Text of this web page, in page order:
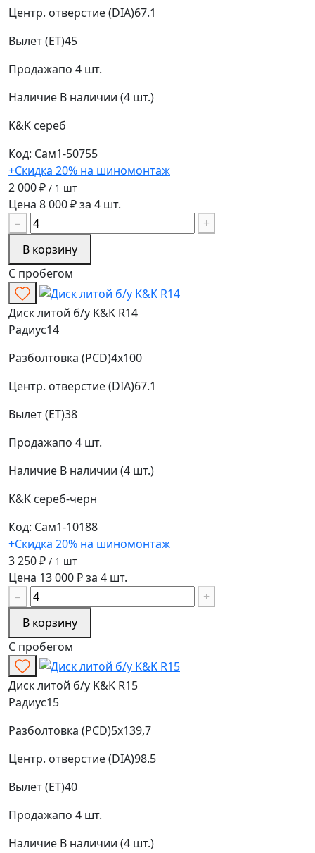
Центр. отверстие (DIA)67.1
Вылет (ET)45
Продажапо 4 шт.
Наличие В наличии (4 шт.)
K&K сереб
Код: Сам1-50755
+Скидка 20% на шиномонтаж
2 000 ₽ / 1 шт
Цена 8 000 ₽ за 4 шт.
−
+
В корзину
С пробегом
Диск литой б/у K&K R14
Радиус14
Разболтовка (PCD)4x100
Центр. отверстие (DIA)67.1
Вылет (ET)38
Продажапо 4 шт.
Наличие В наличии (4 шт.)
K&K сереб-черн
Код: Сам1-10188
+Скидка 20% на шиномонтаж
3 250 ₽ / 1 шт
Цена 13 000 ₽ за 4 шт.
−
+
В корзину
С пробегом
Диск литой б/у K&K R15
Радиус15
Разболтовка (PCD)5x139,7
Центр. отверстие (DIA)98.5
Вылет (ET)40
Продажапо 4 шт.
Наличие В наличии (4 шт.)